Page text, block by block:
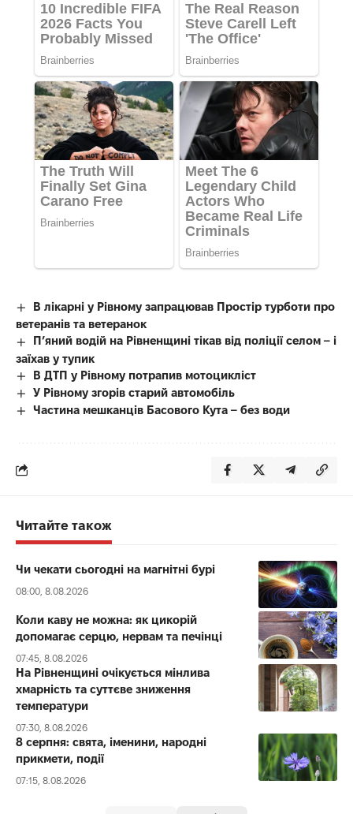
В лікарні у Рівному запрацював Простір турботи про
ветеранів та ветеранок
П’яний водій на Рівненщині тікав від поліції селом – і
заїхав у тупик
В ДТП у Рівному потрапив мотоцикліст
У Рівному згорів старий автомобіль
Частина мешканців Басового Кута – без води
Читайте також
Чи чекати сьогодні на магнітні бурі
08:00, 8.08.2026
Коли каву не можна: як цикорій
допомагає серцю, нервам та печінці
07:45, 8.08.2026
На Рівненщині очікується мінлива
хмарність та суттєве зниження
температури
07:30, 8.08.2026
8 серпня: свята, іменини, народні
прикмети, події
07:15, 8.08.2026